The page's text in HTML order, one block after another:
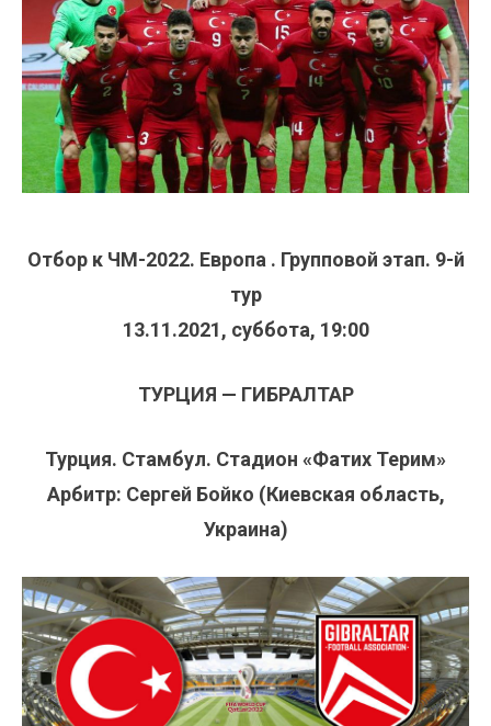
Отбор к ЧМ-2022. Европа . Групповой этап. 9-й
тур
13.11.2021, суббота, 19:00
ТУРЦИЯ — ГИБРАЛТАР
Турция. Стамбул. Стадион «Фатих Терим»
Арбитр: Сергей Бойко (Киевская область,
Украина)